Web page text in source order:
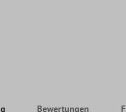
Bewertungen